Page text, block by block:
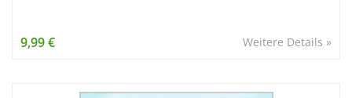
Weitere Details »
9,99 €